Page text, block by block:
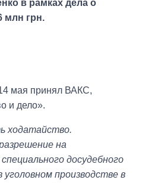
в рамках дела о
млн грн.
мая принял ВАКС,
и дело».
ходатайство.
на
досудебного
уголовном производстве в